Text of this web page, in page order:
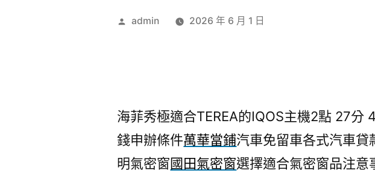
作
admin 2026 年 6 月 1 日
海菲秀極適合TEREA的IQOS主機2點 27分
錢申辦條件萬華當鋪汽車免留車各式汽車
明氣密窗國田氣密窗選擇適合氣密窗品注